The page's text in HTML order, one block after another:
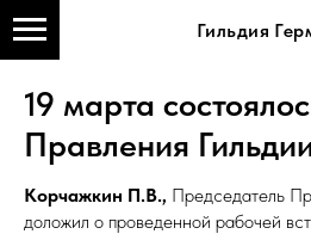
Гильдия
19 марта
Правления
Корчажкин П.В., Председатель
доложил о проведенной рабочей